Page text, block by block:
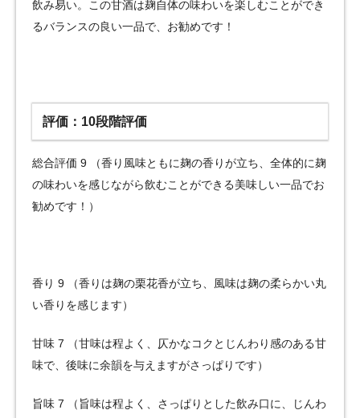
飲み易い。この甘酒は麹自体の味わいを楽しむことができ
るバランスの良い一品で、お勧めです！
評価：10段階評価
総合評価 9 （香り風味ともに麹の香りが立ち、全体的に麹
の味わいを感じながら飲むことができる美味しい一品でお
勧めです！）
香り 9 （香りは麹の栗花香が立ち、風味は麹の柔らかい丸
い香りを感じます）
甘味 7 （甘味は程よく、仄かなコクとじんわり感のある甘
味で、後味に余韻を与えますがさっぱりです）
旨味 7 （旨味は程よく、さっぱりとした飲み口に、じんわ